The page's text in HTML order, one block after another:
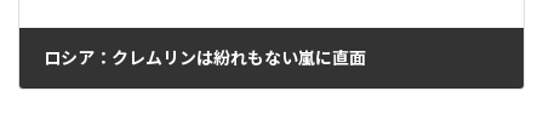
ロシア：クレムリンは紛れもない嵐に直面